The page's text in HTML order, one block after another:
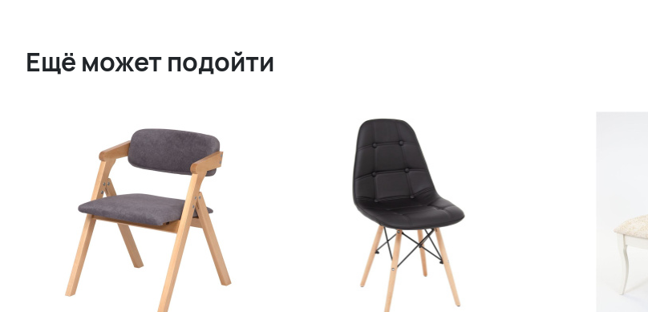
Ещё может подойти